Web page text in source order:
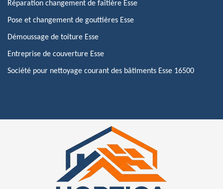
Réparation changement de faîtière Esse
Pose et changement de gouttières Esse
Démoussage de toiture Esse
Entreprise de couverture Esse
Société pour nettoyage courant des bâtiments Esse 16500